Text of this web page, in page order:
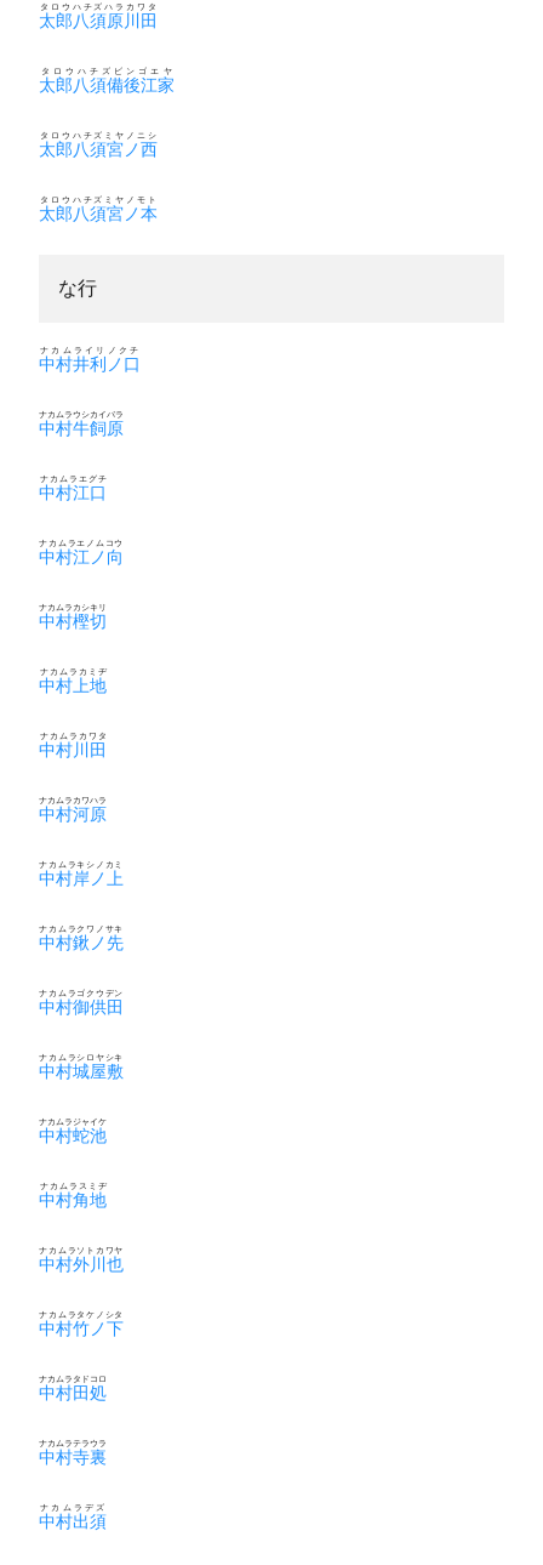
太郎八須原川田
タロウハチズハラカワタ
太郎八須備後江家
タロウハチズビンゴエヤ
太郎八須宮ノ西
タロウハチズミヤノニシ
太郎八須宮ノ本
タロウハチズミヤノモト
な行
中村井利ノ口
ナカムライリノクチ
中村牛飼原
ナカムラウシカイバラ
中村江口
ナカムラエグチ
中村江ノ向
ナカムラエノムコウ
中村樫切
ナカムラカシキリ
中村上地
ナカムラカミヂ
中村川田
ナカムラカワタ
中村河原
ナカムラカワハラ
中村岸ノ上
ナカムラキシノカミ
中村鍬ノ先
ナカムラクワノサキ
中村御供田
ナカムラゴクウデン
中村城屋敷
ナカムラシロヤシキ
中村蛇池
ナカムラジャイケ
中村角地
ナカムラスミヂ
中村外川也
ナカムラソトカワヤ
中村竹ノ下
ナカムラタケノシタ
中村田処
ナカムラタドコロ
中村寺裏
ナカムラテラウラ
中村出須
ナカムラデズ